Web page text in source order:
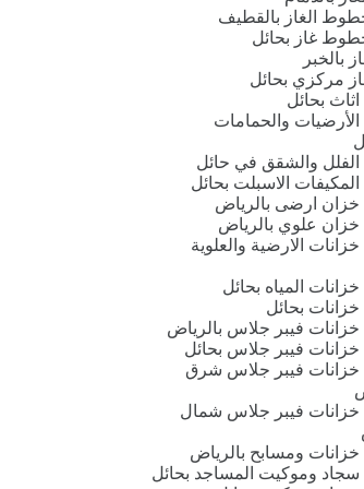
الغاز بالقطيف
غاز بحائل
بالخبر
مركزي بحائل
بحائل
والحمامات
والشقق في حائل
الاسبلت بحائل
ارضى بالرياض
علوي بالرياض
الارضية والعلوية
المياه بحائل
بحائل
فيبر جلاس بالرياض
فيبر جلاس بحائل
فيبر جلاس شرق
فيبر جلاس شمال
ومسابح بالرياض
وموكيت المساجد بحائل